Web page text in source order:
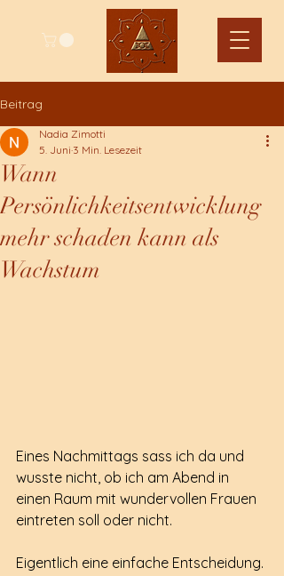
Beitrag
Wann
Persönlichkeitsentwicklung
mehr schaden kann als
Wachstum
Nadia Zimotti
5. Juni 3 Min. Lesezeit
Eines Nachmittags sass ich da und
wusste nicht, ob ich am Abend in
einen Raum mit wundervollen Frauen
eintreten soll oder nicht.
Eigentlich eine einfache Entscheidung.